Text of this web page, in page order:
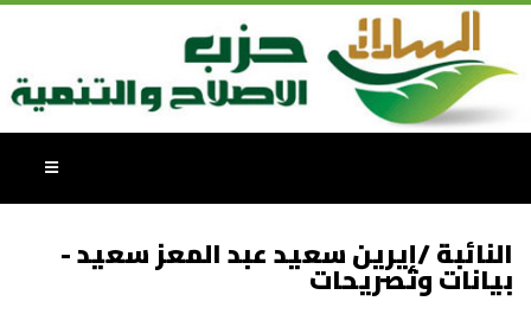
النائبة /إيرين سعيد عبد المعز سعيد -
بيانات وتصريحات